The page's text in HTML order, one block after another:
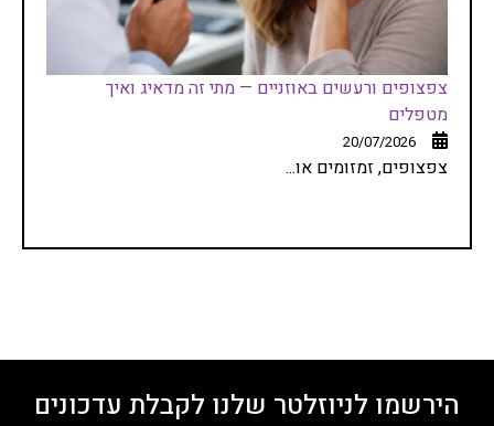
צפצופים ורעשים באוזניים — מתי זה מדאיג ואיך
מטפלים
20/07/2026
צפצופים, זמזומים או...
הירשמו לניוזלטר שלנו לקבלת עדכונים